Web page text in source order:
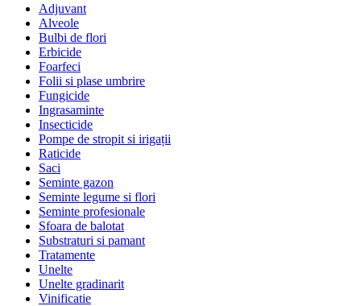
Adjuvant
Alveole
Bulbi de flori
Erbicide
Foarfeci
Folii si plase umbrire
Fungicide
Ingrasaminte
Insecticide
Pompe de stropit si irigații
Raticide
Saci
Seminte gazon
Seminte legume si flori
Seminte profesionale
Sfoara de balotat
Substraturi si pamant
Tratamente
Unelte
Unelte gradinarit
Vinificatie